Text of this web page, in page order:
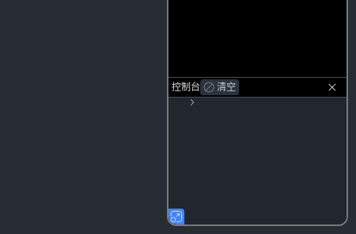
控制台 清空